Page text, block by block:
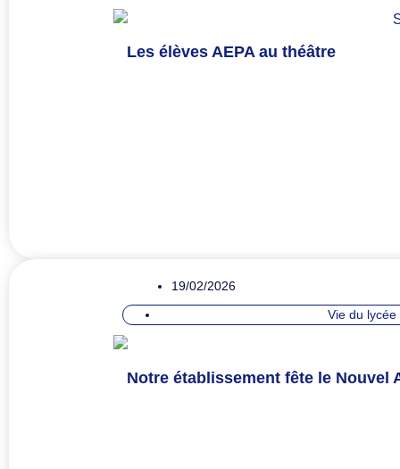
Les élèves AEPA au théâtre
19/02/2026
Vie du lycée
Notre établissement fête le Nouvel